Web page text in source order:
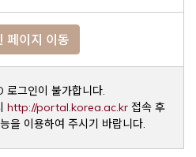
페이지 이동
로그인이 불가합니다.
http://portal.korea.ac.krOpens a
접속 후
을 이용하여 주시기 바랍니다.